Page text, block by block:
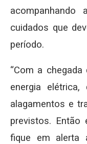
cuidados que
período.
“Com a
energia
alagamentos e
previstos. Então
fique em alerta